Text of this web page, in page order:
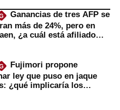
Ganancias de tres AFP se
más de 24%, pero en
¿a cuál está afiliado
Fujimori propone
ley que puso en jaque
¿qué implicaría los